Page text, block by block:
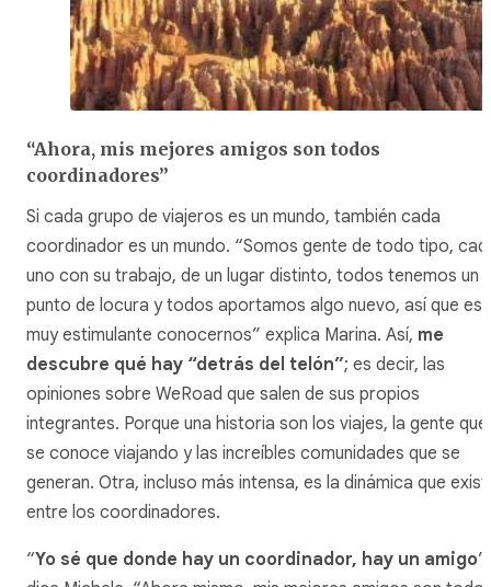
“Ahora, mis mejores amigos son todos
coordinadores”
Si cada grupo de viajeros es un mundo, también cada
coordinador es un mundo. “Somos gente de todo tipo,
uno con su trabajo, de un lugar distinto, todos tenemos un
punto de locura y todos aportamos algo nuevo, así que es
muy estimulante conocernos” explica Marina. Así, me
descubre qué hay “detrás del telón”; es decir, las
opiniones sobre WeRoad que salen de sus propios
integrantes. Porque una historia son los viajes, la gente que
se conoce viajando y las increíbles comunidades que se
generan. Otra, incluso más intensa, es la dinámica que
entre los coordinadores.
“Yo sé que donde hay un coordinador, hay un amigo”,